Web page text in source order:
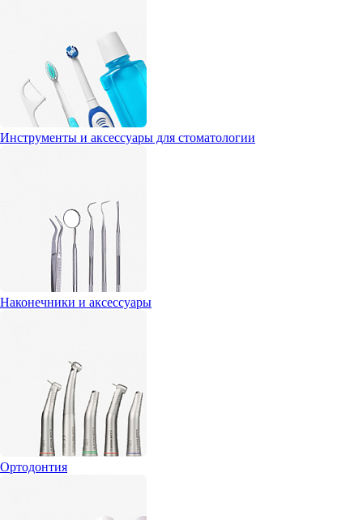
Инструменты и аксессуары для стоматологии
Наконечники и аксессуары
Ортодонтия